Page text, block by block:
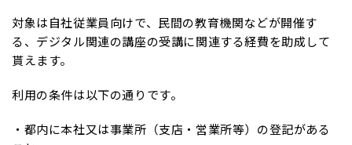
対象は自社従業員向けで、民間の教育機関などが開催す
る、デジタル関連の講座の受講に関連する経費を助成して
貰えます。
利用の条件は以下の通りです。
・都内に本社又は事業所（支店・営業所等）の登記がある